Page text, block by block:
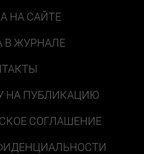
НА САЙТЕ
В ЖУРНАЛЕ
НА ПУБЛИКАЦИЮ
СОГЛАШЕНИЕ